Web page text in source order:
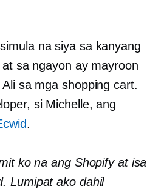
na siya sa kanyang
sa ngayon ay mayroon
sa mga shopping cart.
si Michelle, ang
.
ko na ang Shopify at isa
Lumipat ako dahil